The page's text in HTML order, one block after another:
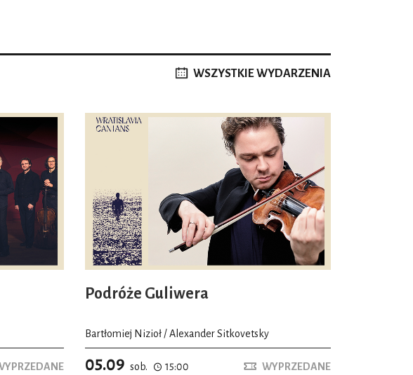
WSZYSTKIE WYDARZENIA
Podróże Guliwera
Bartłomiej Nizioł / Alexander Sitkovetsky
05.09 sob.
15:00
WYPRZEDANE